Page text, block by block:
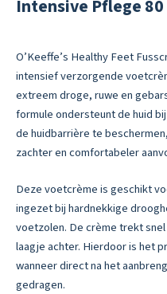
Intensive Pflege
O’Keeffe’s Healthy Feet
intensief verzorgende
extreem droge, ruwe en
formule ondersteunt de huid
de huidbarrière te
zachter en comfortabeler
Deze voetcrème is geschikt
ingezet bij hardnekkige
voetzolen. De crème trekt
laagje achter. Hierdoor is het
wanneer direct na het
gedragen.